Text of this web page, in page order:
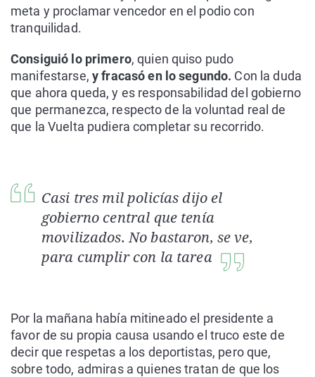
meta y proclamar vencedor en el podio con
tranquilidad.
Consiguió lo primero, quien quiso pudo
manifestarse, y fracasó en lo segundo. Con la duda
que ahora queda, y es responsabilidad del gobierno
que permanezca, respecto de la voluntad real de
que la Vuelta pudiera completar su recorrido.
Casi tres mil policías dijo el
gobierno central que tenía
movilizados. No bastaron, se ve,
para cumplir con la tarea
Por la mañana había mitineado el presidente a
favor de su propia causa usando el truco este de
decir que respetas a los deportistas, pero que,
sobre todo, admiras a quienes tratan de que los